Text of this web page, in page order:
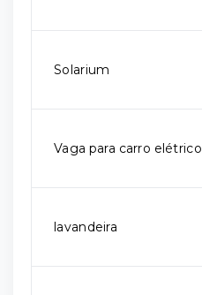
Solarium
Vaga para carro elétrico
lavandeira